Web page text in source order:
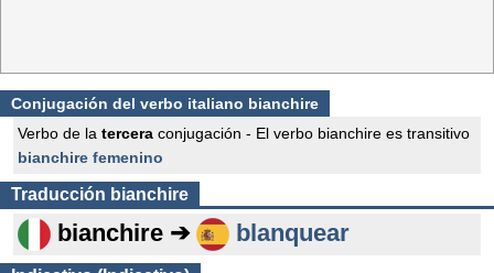
Conjugación del verbo italiano bianchire
Verbo de la tercera conjugación - El verbo bianchire es transitivo
bianchire femenino
Traducción bianchire
bianchire ➔ blanquear